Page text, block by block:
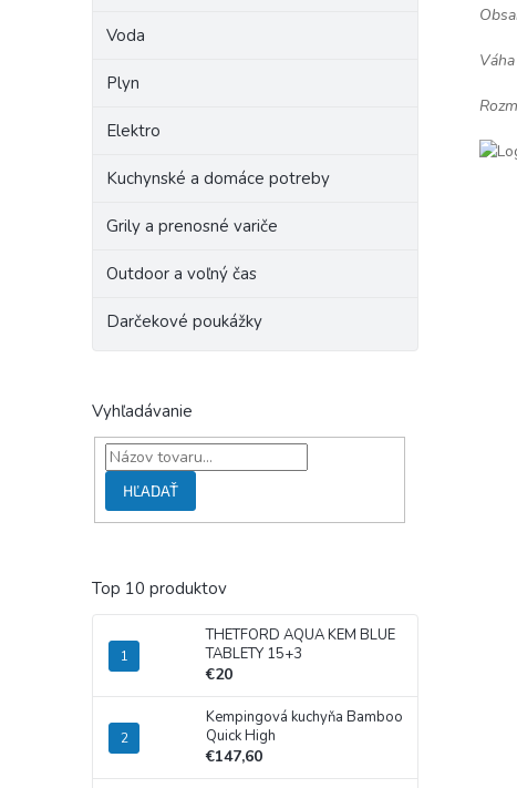
Voda
Plyn
Elektro
Kuchynské a domáce potreby
Grily a prenosné variče
Outdoor a voľný čas
Darčekové poukážky
Vyhľadávanie
HĽADAŤ
Top 10 produktov
THETFORD AQUA KEM BLUE
TABLETY 15+3
€20
Kempingová kuchyňa Bamboo
Quick High
€147,60